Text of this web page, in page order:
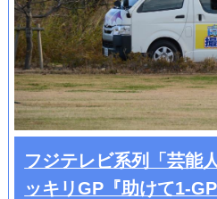
フジテレビ系列「芸能
ッキリGP『助けて1-GP